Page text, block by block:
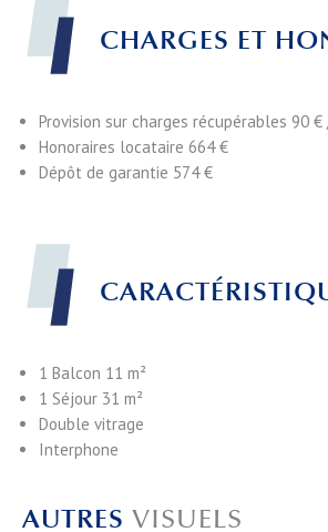
1 Balcon 11 m²
1 Séjour 31 m²
Double vitrage
Interphone
CHARGES ET
Provision sur charges récupérables 90 €
Honoraires locataire 664 €
Dépôt de garantie 574 €
AUTRES VISUELS